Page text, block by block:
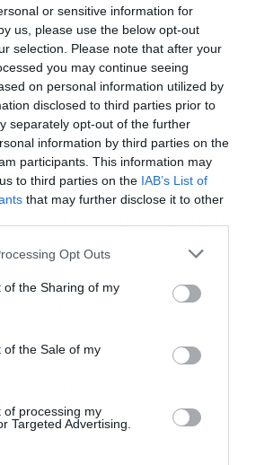
or sensitive information for
us, please use the below opt-out
selection. Please note that after your
you may continue seeing
on personal information utilized by
disclosed to third parties prior to
separately opt-out of the further
information by third parties on the
participants. This information may
to third parties on the IAB’s List of
that may further disclose it to other
Opt Outs
of the Sharing of my
of the Sale of my
of processing my
Targeted Advertising.
του έργου ο εξοπλισμός
της ΦΑΓΕ όπου και
πραγματοποιήθηκαν οι
υπό κανονικές συνθήκες
ώστε να διασφαλιστεί ότι
το Powergame.gr στο
Google
και έγκυρη οικονομική